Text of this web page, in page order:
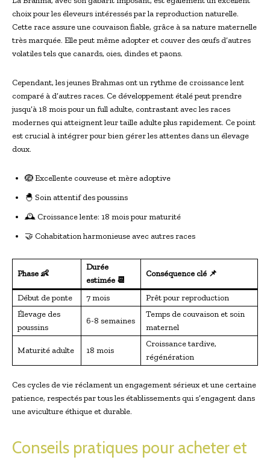
choix pour les éleveurs intéressés par la reproduction naturelle.
Cette race assure une couvaison fiable, grâce à sa nature maternelle
très marquée. Elle peut même adopter et couver des œufs d’autres
volatiles tels que canards, oies, dindes et paons.
Cependant, les jeunes Brahmas ont un rythme de croissance lent
comparé à d’autres races. Ce développement étalé peut prendre
jusqu’à 18 mois pour un full adulte, contrastant avec les races
modernes qui atteignent leur taille adulte plus rapidement. Ce point
est crucial à intégrer pour bien gérer les attentes dans un élevage
doux.
🪺 Excellente couveuse et mère adoptive
🐣 Soin attentif des poussins
🕰 Croissance lente: 18 mois pour maturité
🤝 Cohabitation harmonieuse avec autres races
Phase 👶
Durée
estimée 📆
Conséquence clé 📌
Début de ponte 7 mois
Prêt pour reproduction
Élevage des
poussins
6-8 semaines
Temps de couvaison et soin
maternel
Maturité adulte 18 mois
Croissance tardive,
régénération
Ces cycles de vie réclament un engagement sérieux et une certaine
patience, respectés par tous les établissements qui s’engagent dans
une aviculture éthique et durable.
Conseils pratiques pour acheter et